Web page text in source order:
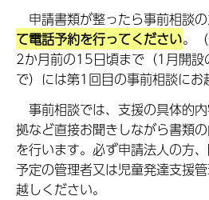
申請書類が整ったら事前相談
て電話予約を行ってください。
2か月前の15日頃まで（1月開
で）には第1回目の事前相談にお
事前相談では、支援の具体的
拠など直接お聞きしながら書類
を行います。 必ず申請法人の方
予定の管理者又は児童発達支援
越しください。